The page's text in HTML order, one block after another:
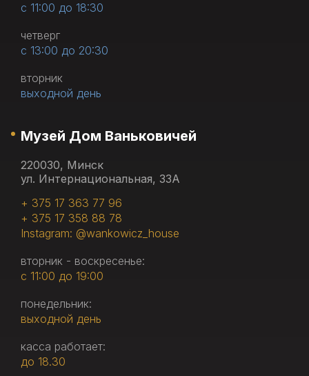
с 11:00 до 18:30
четверг
с 13:00 до 20:30
вторник
выходной день
Музей Дом Ваньковичей
220030, Минск
ул. Интернациональная, 33А
+ 375 17 363 77 96
+ 375 17 358 88 78
Instagram: @wankowicz_house
вторник - воскресенье:
с 11:00 до 19:00
понедельник:
выходной день
касса работает:
до 18.30